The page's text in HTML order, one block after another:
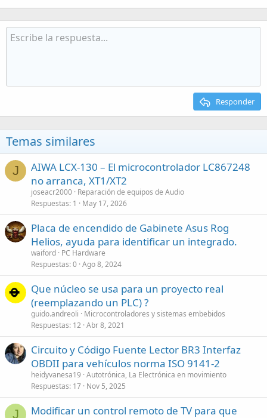
Responder
Temas similares
J
AIWA LCX-130 – El microcontrolador LC867248
no arranca, XT1/XT2
joseacr2000 Reparación de equipos de Audio
Respuestas 1 May 17, 2026
Placa de encendido de Gabinete Asus Rog
Helios, ayuda para identificar un integrado.
waiford PC Hardware
Respuestas 0 Ago 8, 2024
Que núcleo se usa para un proyecto real
(reemplazando un PLC) ?
guido.andreoli
Microcontroladores y sistemas embebidos
Respuestas 12 Abr 8, 2021
Circuito y Código Fuente Lector BR3 Interfaz
OBDII para vehículos norma ISO 9141-2
heidyvanesa19 Autotrónica, La Electrónica en movimiento
Respuestas 17 Nov 5, 2025
J
Modificar un control remoto de TV para que